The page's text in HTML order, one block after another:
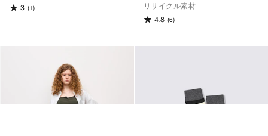
3 (1)
リサイクル素材
4.8 (6)